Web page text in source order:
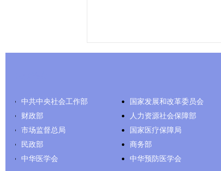
中共中央社会工作部
国家发展和改革委员会
财政部
人力资源社会保障部
市场监督总局
国家医疗保障局
民政部
商务部
中华医学会
中华预防医学会